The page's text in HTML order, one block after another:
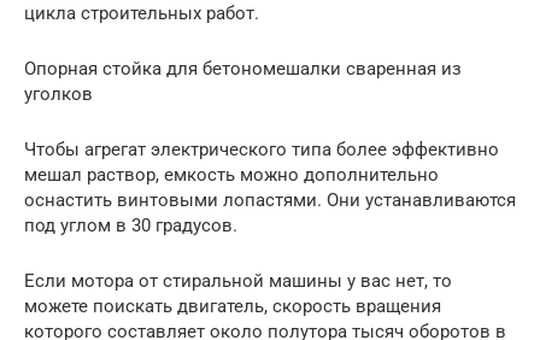
цикла строительных работ.
Опорная стойка для бетономешалки сваренная из
уголков
Чтобы агрегат электрического типа более эффективно
мешал раствор, емкость можно дополнительно
оснастить винтовыми лопастями. Они устанавливаются
под углом в 30 градусов.
Если мотора от стиральной машины у вас нет, то
можете поискать двигатель, скорость вращения
которого составляет около полутора тысяч оборотов в